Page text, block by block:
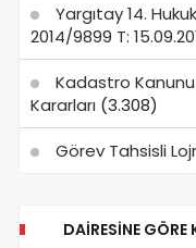
Yargıtay 14.
2014/9899 T:
Kadastro
Kararları (3.308)
Görev Tahsisli
DAIRESINE GÖRE